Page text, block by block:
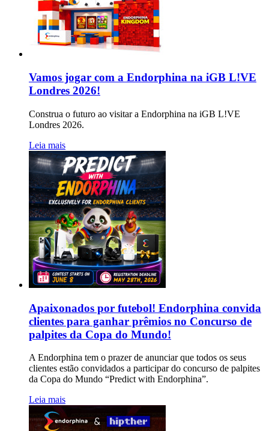
Vamos jogar com a Endorphina na iGB L!VE
Londres 2026!
Construa o futuro ao visitar a Endorphina na iGB L!VE
Londres 2026.
Leia mais
Apaixonados por futebol! Endorphina convida
clientes para ganhar prêmios no Concurso de
palpites da Copa do Mundo!
A Endorphina tem o prazer de anunciar que todos os seus
clientes estão convidados a participar do concurso de palpites
da Copa do Mundo “Predict with Endorphina”.
Leia mais